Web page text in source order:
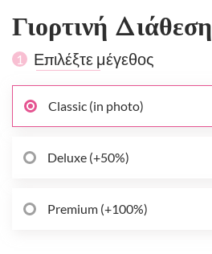
Γιορτινή Διάθεση
1 Επιλέξτε μέγεθος
Classic (in photo)
Deluxe (+50%)
Premium (+100%)